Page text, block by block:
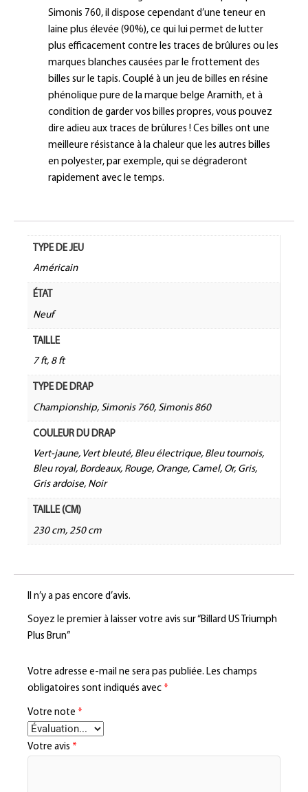
Simonis 760, il dispose cependant d’une teneur en
laine plus élevée (90%), ce qui lui permet de lutter
plus efficacement contre les traces de brûlures ou les
marques blanches causées par le frottement des
billes sur le tapis. Couplé à un jeu de billes en résine
phénolique pure de la marque belge Aramith, et à
condition de garder vos billes propres, vous pouvez
dire adieu aux traces de brûlures ! Ces billes ont une
meilleure résistance à la chaleur que les autres billes
en polyester, par exemple, qui se dégraderont
rapidement avec le temps.
TYPE DE JEU
Américain
ÉTAT
Neuf
TAILLE
7 ft, 8 ft
TYPE DE DRAP
Championship, Simonis 760, Simonis 860
COULEUR DU DRAP
Vert-jaune, Vert bleuté, Bleu électrique, Bleu tournois,
Bleu royal, Bordeaux, Rouge, Orange, Camel, Or, Gris,
Gris ardoise, Noir
TAILLE (CM)
230 cm, 250 cm
Il n’y a pas encore d’avis.
Soyez le premier à laisser votre avis sur “Billard US Triumph
Plus Brun”
Votre adresse e-mail ne sera pas publiée. Les champs
obligatoires sont indiqués avec *
Votre note *
Votre avis *